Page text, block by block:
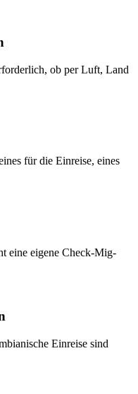
ob per Luft, Land
für die Einreise, eines
eine eigene Check-Mig-
Einreise sind